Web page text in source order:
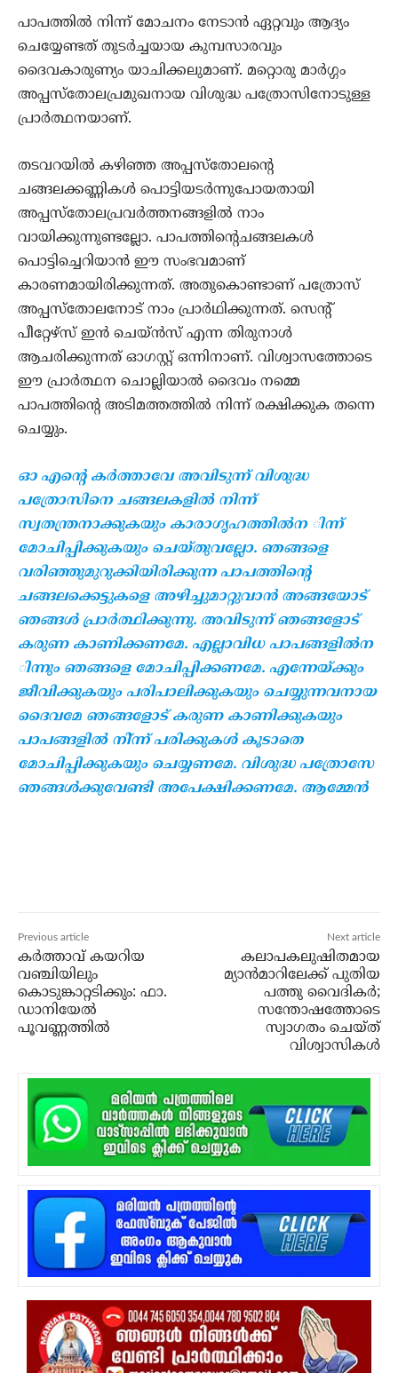
പാപത്തില്‍ നിന്ന് മോചനം നേടാന്‍ ഏറ്റവും ആദ്യം
ചെയ്യേണ്ടത് തുടര്‍ച്ചയായ കുമ്പസാരവും
ദൈവകാരുണ്യം യാചിക്കലുമാണ്. മറ്റൊരു മാര്‍ഗ്ഗം
അപ്പസ്‌തോലപ്രമുഖനായ വിശുദ്ധ പത്രോസിനോടുള്ള
പ്രാര്‍ത്ഥനയാണ്.
തടവറയില്‍ കഴിഞ്ഞ അപ്പസ്‌തോലന്റെ
ചങ്ങലക്കണ്ണികള്‍ പൊട്ടിയടര്‍ന്നുപോയതായി
അപ്പസ്‌തോലപ്രവര്‍ത്തനങ്ങളില്‍ നാം
വായിക്കുന്നുണ്ടല്ലോ. പാപത്തിന്റെചങ്ങലകള്‍
പൊട്ടിച്ചെറിയാന്‍ ഈ സംഭവമാണ്
കാരണമായിരിക്കുന്നത്. അതുകൊണ്ടാണ് പത്രോസ്
അപ്പസ്‌തോലനോട് നാം പ്രാര്‍ഥിക്കുന്നത്. സെന്റ്
പീറ്റേഴ്‌സ് ഇന്‍ ചെയ്ന്‍സ് എന്ന തിരുനാള്‍
ആചരിക്കുന്നത് ഓഗസ്റ്റ് ഒന്നിനാണ്. വിശ്വാസത്തോടെ
ഈ പ്രാര്‍ത്ഥന ചൊല്ലിയാല്‍ ദൈവം നമ്മെ
പാപത്തിന്റെ അടിമത്തത്തില്‍ നിന്ന് രക്ഷിക്കുക തന്നെ
ചെയ്യും.
ഓ എന്റെ കര്‍ത്താവേ അവിടുന്ന് വിശുദ്ധ
പത്രോസിനെ ചങ്ങലകളില്‍ നിന്ന്
സ്വതന്ത്രനാക്കുകയും കാരാഗൃഹത്തില്‍ന ിന്ന്
മോചിപ്പിക്കുകയും ചെയ്തുവല്ലോ. ഞങ്ങളെ
വരിഞ്ഞുമുറുക്കിയിരിക്കുന്ന പാപത്തിന്റെ
ചങ്ങലക്കെട്ടുകളെ അഴിച്ചുമാറ്റുവാന്‍ അങ്ങയോട്
ഞങ്ങള്‍ പ്രാര്‍ത്ഥിക്കുന്നു. അവിടുന്ന് ഞങ്ങളോട്
കരുണ കാണിക്കണമേ. എല്ലാവിധ പാപങ്ങളില്‍ന
ിന്നും ഞങ്ങളെ മോചിപ്പിക്കണമേ. എന്നേയ്ക്കും
ജീവിക്കുകയും പരിപാലിക്കുകയും ചെയ്യുന്നവനായ
ദൈവമേ ഞങ്ങളോട് കരുണ കാണിക്കുകയും
പാപങ്ങളില്‍ നി്ന്ന് പരിക്കുകള്‍ കൂടാതെ
മോചിപ്പിക്കുകയും ചെയ്യണമേ. വിശുദ്ധ പത്രോസേ
ഞങ്ങള്‍ക്കുവേണ്ടി അപേക്ഷിക്കണമേ. ആമ്മേന്‍
Previous article
കര്‍ത്താവ് കയറിയ
വഞ്ചിയിലും
കൊടുങ്കാറ്റടിക്കും: ഫാ.
ഡാനിയേല്‍
പൂവണ്ണത്തില്‍
Next article
കലാപകലുഷിതമായ
മ്യാന്‍മാറിലേക്ക് പുതിയ
പത്തു വൈദികര്‍;
സന്തോഷത്തോടെ
സ്വാഗതം ചെയ്ത്
വിശ്വാസികള്‍